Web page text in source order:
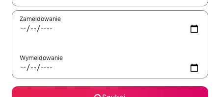
Zameldowanie
Wymeldowanie